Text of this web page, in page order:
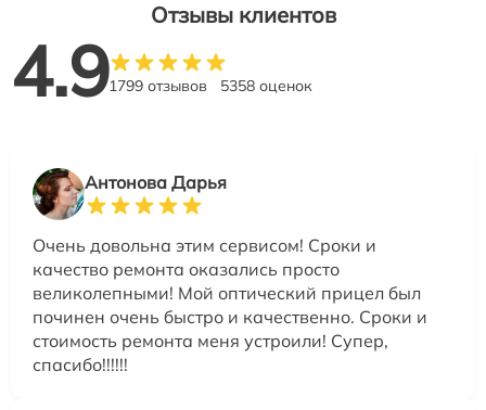
Отзывы клиентов
4.91799 отзывов 5358 оценок
Антонова Дарья
Очень довольна этим сервисом! Сроки и
качество ремонта оказались просто
великолепными! Мой оптический прицел был
починен очень быстро и качественно. Сроки и
стоимость ремонта меня устроили! Супер,
спасибо!!!!!!